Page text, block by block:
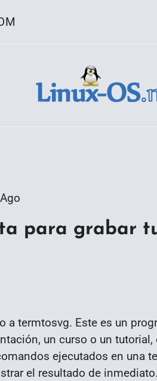
para grabar
a termtosvg. Este es un
un curso o un tutorial,
ejecutados en una
el resultado de